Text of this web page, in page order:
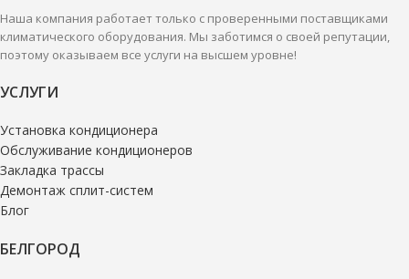
Наша компания работает только с проверенными поставщиками
климатического оборудования. Мы заботимся о своей репутации,
поэтому оказываем все услуги на высшем уровне!
УСЛУГИ
Установка кондиционера
Обслуживание кондиционеров
Закладка трассы
Демонтаж сплит-систем
Блог
БЕЛГОРОД